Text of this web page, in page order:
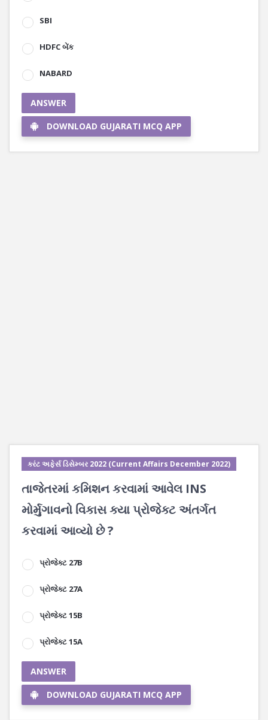
SBI
HDFC બેંક
NABARD
ANSWER
DOWNLOAD GUJARATI MCQ APP
કરંટ અફેર્સ ડિસેમ્બર 2022 (Current Affairs December 2022)
તાજેતરમાં કમિશન કરવામાં આવેલ INS
મોર્મુગાવનો વિકાસ ક્યા પ્રોજેક્ટ અંતર્ગત
કરવામાં આવ્યો છે ?
પ્રોજેક્ટ 27B
પ્રોજેક્ટ 27A
પ્રોજેક્ટ 15B
પ્રોજેક્ટ 15A
ANSWER
DOWNLOAD GUJARATI MCQ APP